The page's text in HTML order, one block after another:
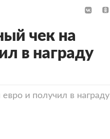
чек на
в награду
и получил в награду